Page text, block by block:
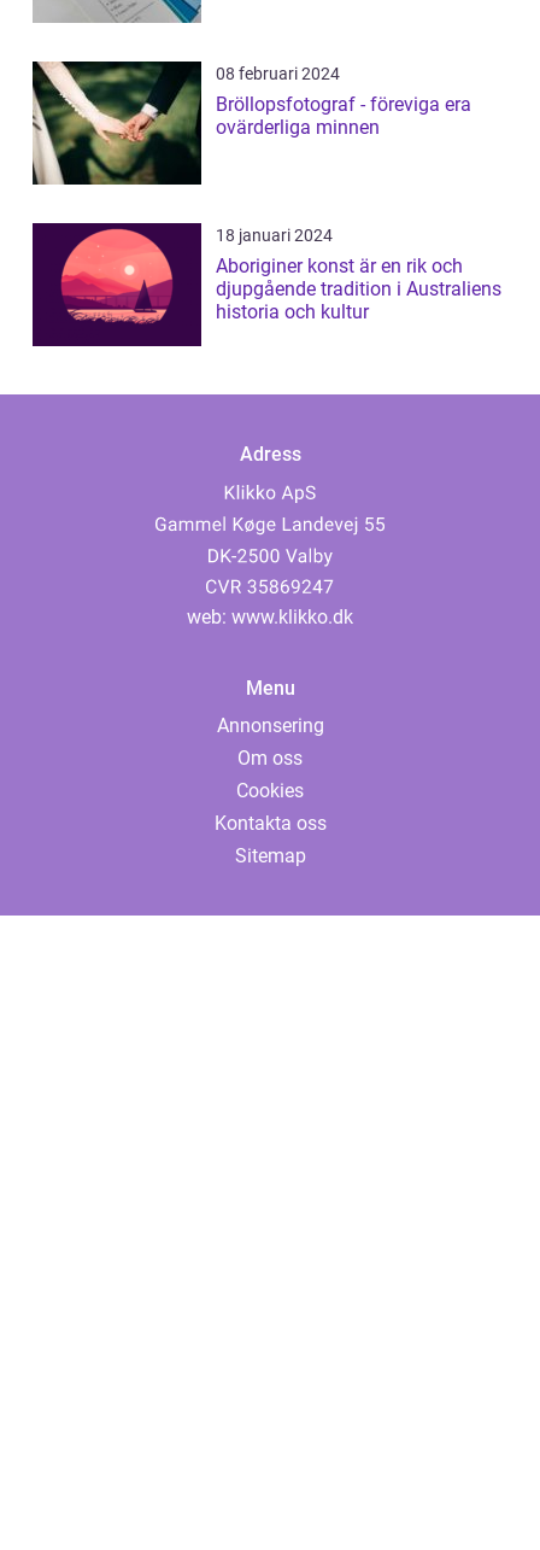
08 februari 2024
Bröllopsfotograf - föreviga era
ovärderliga minnen
18 januari 2024
Aboriginer konst är en rik och
djupgående tradition i Australiens
historia och kultur
Adress
web: www.klikko.dk
Menu
Annonsering
Om oss
Cookies
Kontakta oss
Sitemap